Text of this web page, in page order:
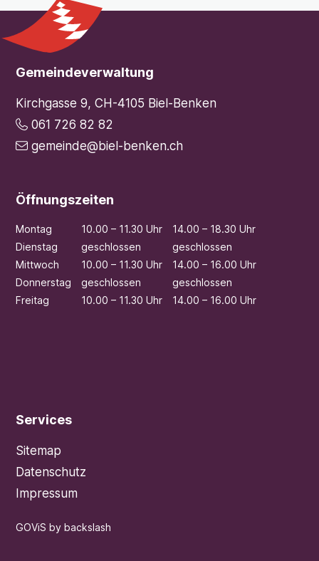
Footer
Gemeindeverwaltung
Kirchgasse 9, CH-4105 Biel-Benken
061 726 82 82
gemeinde@biel-benken.ch
Öffnungszeiten
Montag 10.00 – 11.30 Uhr
14.00 – 18.30 Uhr
Dienstag geschlossen
geschlossen
Mittwoch 10.00 – 11.30 Uhr
14.00 – 16.00 Uhr
Donnerstag geschlossen
geschlossen
Freitag 10.00 – 11.30 Uhr 14.00 – 16.00 Uhr
Services
Sitemap
Datenschutz
Impressum
GOViS bybackslash